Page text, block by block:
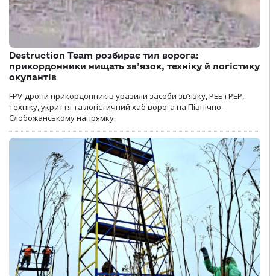
Destruction Team розбирає тил ворога:
прикордонники нищать зв’язок, техніку й логістику
окупантів
FPV-дрони прикордонників уразили засоби зв’язку, РЕБ і РЕР,
техніку, укриття та логістичний хаб ворога на Північно-
Слобожанському напрямку.